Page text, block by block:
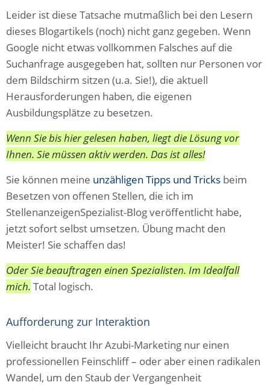
Leider ist diese Tatsache mutmaßlich bei den Lesern
dieses Blogartikels (noch) nicht ganz gegeben. Wenn
Google nicht etwas vollkommen Falsches auf die
Suchanfrage ausgegeben hat, sollten nur Personen vor
dem Bildschirm sitzen (u.a. Sie!), die aktuell
Herausforderungen haben, die eigenen
Ausbildungsplätze zu besetzen.
Wenn Sie bis hier gelesen haben, liegt die Lösung vor
Ihnen. Sie müssen aktiv werden. Das ist alles!
Sie können meine unzähligen Tipps und Tricks beim
Besetzen von offenen Stellen, die ich im
StellenanzeigenSpezialist-Blog veröffentlicht habe,
jetzt sofort selbst umsetzen. Übung macht den
Meister! Sie schaffen das!
Oder Sie beauftragen einen Spezialisten. Im Idealfall
mich. Total logisch.
Aufforderung zur Interaktion
Vielleicht braucht Ihr Azubi-Marketing nur einen
professionellen Feinschliff – oder aber einen radikalen
Wandel, um den Staub der Vergangenheit